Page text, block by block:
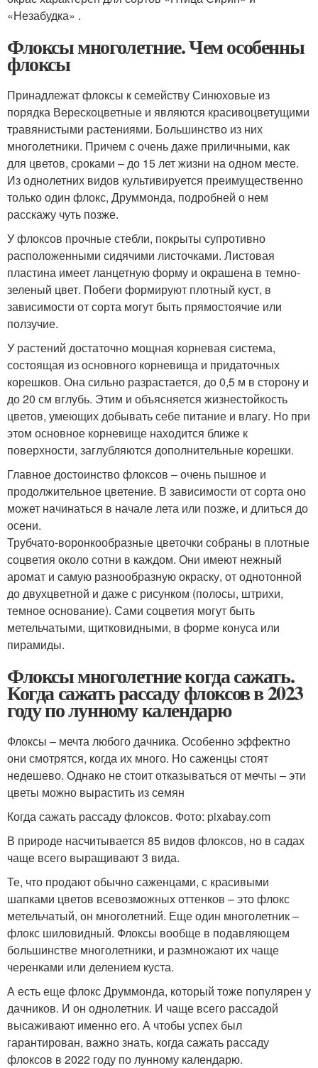
«Незабудка» .
Флоксы многолетние. Чем особенны
флоксы
Принадлежат флоксы к семейству Синюховые из
порядка Верескоцветные и являются красивоцветущими
травянистыми растениями. Большинство из них
многолетники. Причем с очень даже приличными, как
для цветов, сроками – до 15 лет жизни на одном месте.
Из однолетних видов культивируется преимущественно
только один флокс, Друммонда, подробней о нем
расскажу чуть позже.
У флоксов прочные стебли, покрыты супротивно
расположенными сидячими листочками. Листовая
пластина имеет ланцетную форму и окрашена в темно-
зеленый цвет. Побеги формируют плотный куст, в
зависимости от сорта могут быть прямостоячие или
ползучие.
У растений достаточно мощная корневая система,
состоящая из основного корневища и придаточных
корешков. Она сильно разрастается, до 0,5 м в сторону и
до 20 см вглубь. Этим и объясняется жизнестойкость
цветов, умеющих добывать себе питание и влагу. Но при
этом основное корневище находится ближе к
поверхности, заглубляются дополнительные корешки.
Главное достоинство флоксов – очень пышное и
продолжительное цветение. В зависимости от сорта оно
может начинаться в начале лета или позже, и длиться до
осени.
Трубчато-воронкообразные цветочки собраны в плотные
соцветия около сотни в каждом. Они имеют нежный
аромат и самую разнообразную окраску, от однотонной
до двухцветной и даже с рисунком (полосы, штрихи,
темное основание). Сами соцветия могут быть
метельчатыми, щитковидными, в форме конуса или
пирамиды.
Флоксы многолетние когда сажать.
Когда сажать рассаду флоксов в 2023
году по лунному календарю
Флоксы – мечта любого дачника. Особенно эффектно
они смотрятся, когда их много. Но саженцы стоят
недешево. Однако не стоит отказываться от мечты – эти
цветы можно вырастить из семян
Когда сажать рассаду флоксов. Фото: pixabay.com
В природе насчитывается 85 видов флоксов, но в садах
чаще всего выращивают 3 вида.
Те, что продают обычно саженцами, с красивыми
шапками цветов всевозможных оттенков – это флокс
метельчатый, он многолетний. Еще один многолетник –
флокс шиловидный. Флоксы вообще в подавляющем
большинстве многолетники, и размножают их чаще
черенками или делением куста.
А есть еще флокс Друммонда, который тоже популярен у
дачников. И он однолетник. И чаще всего рассадой
высаживают именно его. А чтобы успех был
гарантирован, важно знать, когда сажать рассаду
флоксов в 2022 году по лунному календарю.